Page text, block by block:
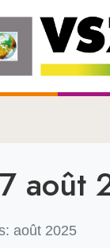
août
août 2025